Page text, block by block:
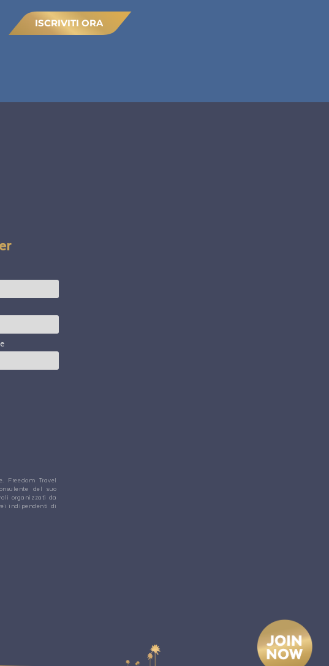
ISCRIVITI ORA
Freedom Travel
del suo
organizzati da
indipendenti di